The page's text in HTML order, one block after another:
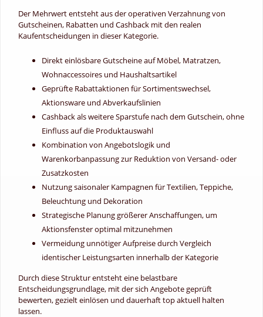
Der Mehrwert entsteht aus der operativen Verzahnung von
Gutscheinen, Rabatten und Cashback mit den realen
Kaufentscheidungen in dieser Kategorie.
Direkt einlösbare Gutscheine auf Möbel, Matratzen,
Wohnaccessoires und Haushaltsartikel
Geprüfte Rabattaktionen für Sortimentswechsel,
Aktionsware und Abverkaufslinien
Cashback als weitere Sparstufe nach dem Gutschein, ohne
Einfluss auf die Produktauswahl
Kombination von Angebotslogik und
Warenkorbanpassung zur Reduktion von Versand- oder
Zusatzkosten
Nutzung saisonaler Kampagnen für Textilien, Teppiche,
Beleuchtung und Dekoration
Strategische Planung größerer Anschaffungen, um
Aktionsfenster optimal mitzunehmen
Vermeidung unnötiger Aufpreise durch Vergleich
identischer Leistungsarten innerhalb der Kategorie
Durch diese Struktur entsteht eine belastbare
Entscheidungsgrundlage, mit der sich Angebote geprüft
bewerten, gezielt einlösen und dauerhaft top aktuell halten
lassen.